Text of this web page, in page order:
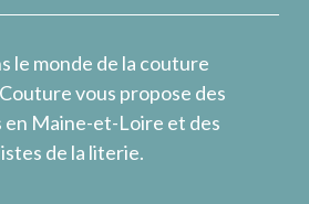
le monde de la couture
vous propose des
Maine-et-Loire et des
de la literie.